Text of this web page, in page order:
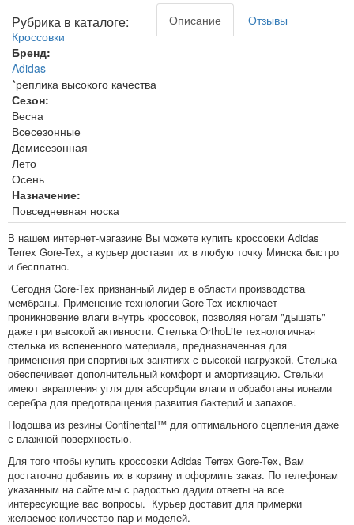
Рубрика в каталоге:
Кроссовки
Бренд:
Adidas
*реплика высокого качества
Сезон:
Весна
Всесезонные
Демисезонная
Лето
Осень
Назначение:
Повседневная носка
Описание Отзывы
В нашем интернет-магазине Вы можете купить кроссовки Adidas
Terrex Gore-Tex, а курьер доставит их в любую точку Минска быстро
и бесплатно.
Сегодня Gore-Tex признанный лидер в области производства
мембраны. Применение технологии Gore-Tex исключает
проникновение влаги внутрь кроссовок, позволяя ногам "дышать"
даже при высокой активности. Стелька OrthoLite технологичная
стелька из вспененного материала, предназначенная для
применения при спортивных занятиях с высокой нагрузкой. Стелька
обеспечивает дополнительный комфорт и амортизацию. Стельки
имеют вкрапления угля для абсорбции влаги и обработаны ионами
серебра для предотвращения развития бактерий и запахов.
Подошва из резины Continental™ для оптимального сцепления даже
с влажной поверхностью.
Для того чтобы купить кроссовки Adidas Terrex Gore-Tex, Вам
достаточно добавить их в корзину и оформить заказ. По телефонам
указанным на сайте мы с радостью дадим ответы на все
интересующие вас вопросы. Курьер доставит для примерки
желаемое количество пар и моделей.